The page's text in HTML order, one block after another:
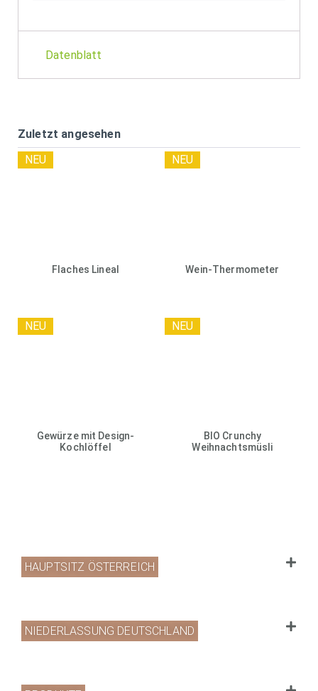
Datenblatt
Zuletzt angesehen
Flaches Lineal
NEU
Wein-Thermometer
NEU
Gewürze mit Design-
Kochlöffel
NEU
BIO Crunchy
Weihnachtsmüsli
NEU
HAUPTSITZ ÖSTERREICH
NIEDERLASSUNG DEUTSCHLAND